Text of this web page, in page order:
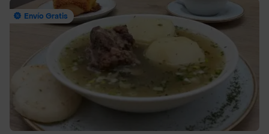
Envío Gratis